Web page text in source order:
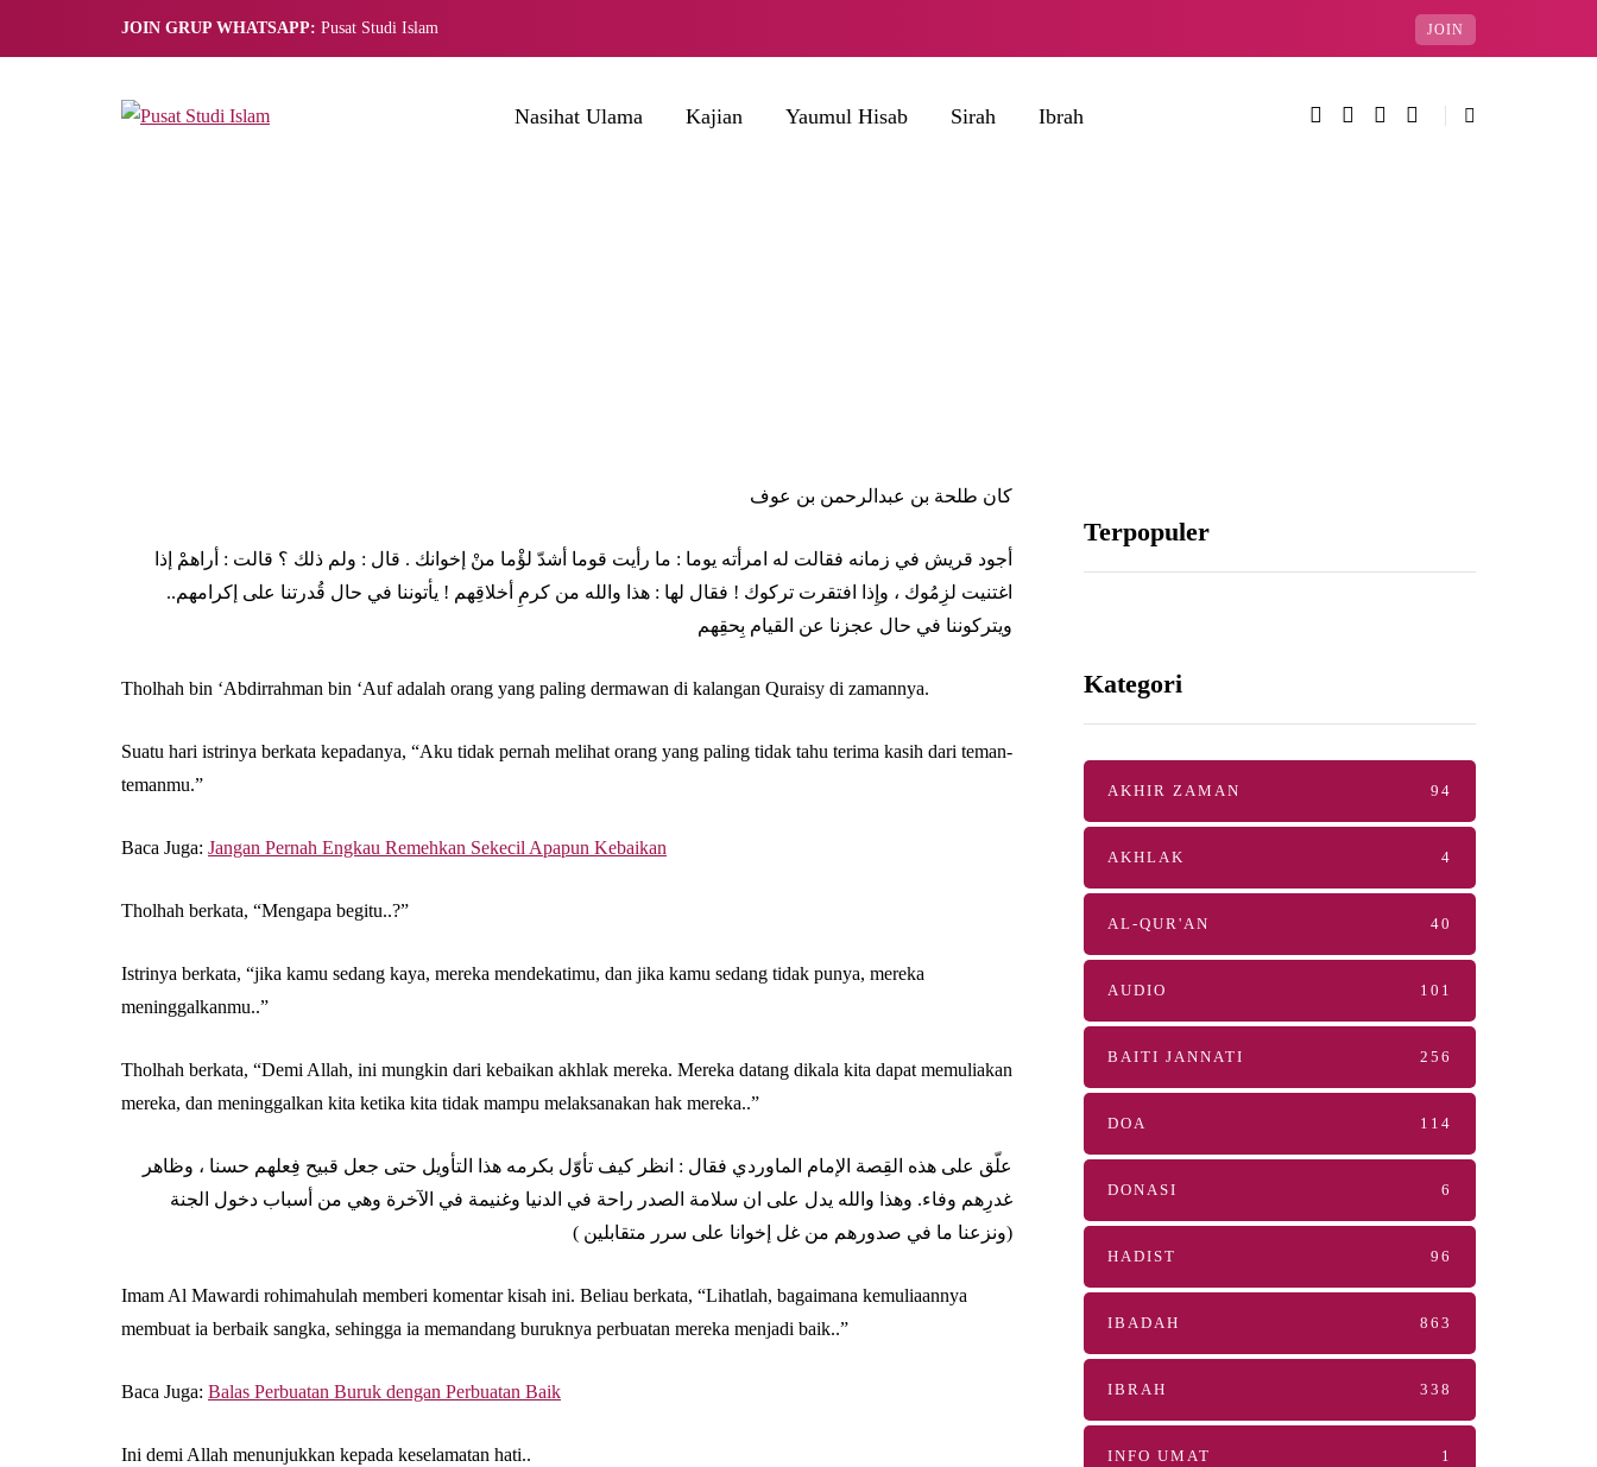
JOIN GRUP WHATSAPP: Pusat Studi Islam JOIN
Nasihat Ulama Kajian Yaumul Hisab Sirah Ibrah
Abu Umar
كان طلحة بن عبدالرحمن بن عوف
أجود قريش في زمانه فقالت له امرأته يوما : ما رأيت قوما أشدّ لؤْما منْ إخوانك . قال : ولم ذلك ؟ قالت : أراهمْ إذا
اغتنيت لزِمُوك ، وإِذا افتقرت تركوك ! فقال لها : هذا والله من كرمِ أخلا‌قِهم ! يأتوننا في حال قُدرتنا على إكرامهم..
ويتركوننا في حال عجزنا عن القيام بِحقِهم
Tholhah bin ‘Abdirrahman bin ‘Auf adalah orang yang paling dermawan di kalangan Quraisy di zamannya.
Suatu hari istrinya berkata kepadanya, “Aku tidak pernah melihat orang yang paling tidak tahu terima kasih dari teman-
temanmu.”
Baca Juga: Jangan Pernah Engkau Remehkan Sekecil Apapun Kebaikan
Tholhah berkata, “Mengapa begitu..?”
Istrinya berkata, “jika kamu sedang kaya, mereka mendekatimu, dan jika kamu sedang tidak punya, mereka
meninggalkanmu..”
Tholhah berkata, “Demi Allah, ini mungkin dari kebaikan akhlak mereka. Mereka datang dikala kita dapat memuliakan
mereka, dan meninggalkan kita ketika kita tidak mampu melaksanakan hak mereka..”
علّق على هذه القِصة الإ‌مام الماوردي فقال : انظر كيف تأوّل بكرمه هذا التأويل حتى جعل قبيح فِعلهم حسنا ، وظاهر
غدرِهم وفاء. وهذا والله يدل على ان سلا‌مة الصدر راحة في الدنيا وغنيمة في الآ‌خرة وهي من أسباب دخول الجنة
(ونزعنا ما في صدورهم من غل إخوانا على سرر متقابلين )
Imam Al Mawardi rohimahulah memberi komentar kisah ini. Beliau berkata, “Lihatlah, bagaimana kemuliaannya
membuat ia berbaik sangka, sehingga ia memandang buruknya perbuatan mereka menjadi baik..”
Baca Juga: Balas Perbuatan Buruk dengan Perbuatan Baik
Ini demi Allah menunjukkan kepada keselamatan hati..
Terpopuler
Kategori
AKHIR ZAMAN 94
AKHLAK 4
AL-QUR'AN 40
AUDIO 101
BAITI JANNATI 256
DOA 114
DONASI 6
HADIST 96
IBADAH 863
IBRAH 338
INFO UMAT 1